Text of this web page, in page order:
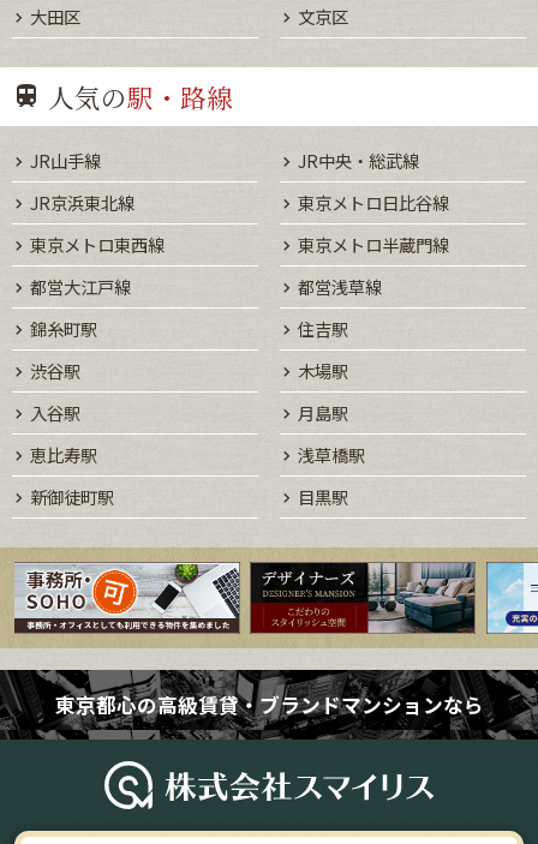
大田区
文京区
人気の駅・路線
JR山手線
JR中央・総武線
JR京浜東北線
東京メトロ日比谷線
東京メトロ東西線
東京メトロ半蔵門線
都営大江戸線
都営浅草線
錦糸町駅
住吉駅
渋谷駅
木場駅
入谷駅
月島駅
恵比寿駅
浅草橋駅
新御徒町駅
目黒駅
東京都心の高級賃貸・ブランドマンションなら